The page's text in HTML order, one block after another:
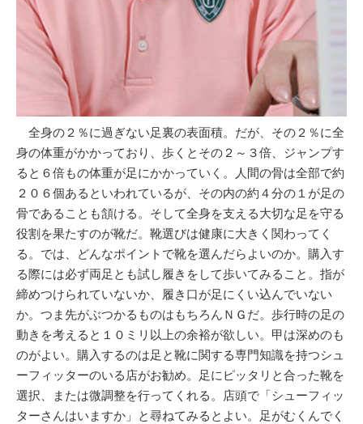
全身の２％に過ぎない足裏の表面積。だが、その２％に全
身の体重がかかっており、歩くとその２～３倍、ジャンプす
ると６倍もの体重が足にかかっていく。人間の骨は全部で約
２０６個あるといわれているが、その内の約４分の１が足の
骨であることも頷ける。そして全身を支える大切な足を守る
役割を果たすのが靴だ。靴選びは健康に大きく関わってく
る。では、どんなポイントで靴を選んだらよいのか。購入す
る際には必ず両足とも試し履きをして歩いてみること。指が
締めつけられていないか、履き口が足にくい込んでいない
か。つま先がぶつかるものはもちろんＮＧだ。歩行時の足の
動きを考えると１０ミリ以上の余裕が欲しい。甲は深めのも
のがよい。購入するのは足と靴に関する専門知識を持つシュ
ーフィッターのいる店がお勧め。足にピッタリと合った靴を
選択、または微調整を行ってくれる。店頭で「シューフィッ
ターさんはいますか」と尋ねてみるとよい。足がむくんでく